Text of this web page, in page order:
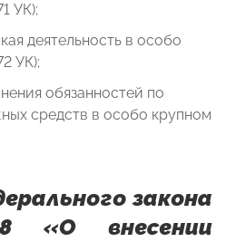
УК);
деятельность в особо
УК);
обязанностей по
средств в особо крупном
закона
«О внесении